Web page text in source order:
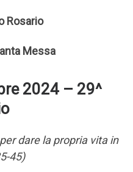
Rosario
Messa
2024 – 29^
dare la propria vita in
45)